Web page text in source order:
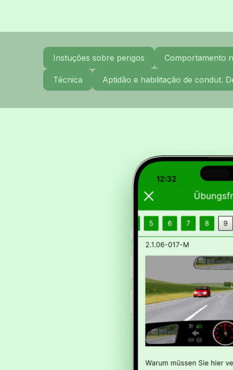
Instuções sobre perigos Comportamento
Técnica Aptidão e habilitação de condut.